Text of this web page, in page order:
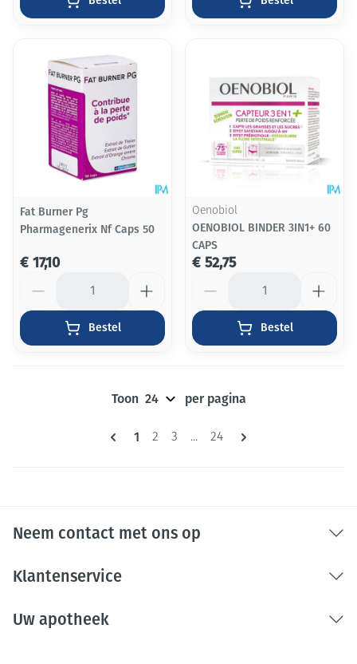
Fat Burner Pg
Pharmagenerix Nf Caps 50
€ 17,10
Bestel
Oenobiol
OENOBIOL BINDER 3IN1+ 60
CAPS
€ 52,75
Bestel
Pagina's
U lees momenteel pagina
1 Pagina
2 Pagina
3 ... Pagina
24
Toon per pagina
Neem contact met ons op
Klantenservice
Uw apotheek